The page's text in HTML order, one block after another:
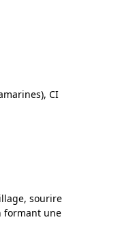
CI
sourire
formant une